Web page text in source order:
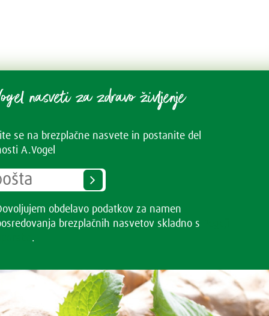
nasveti za zdravo življenje
se na brezplačne nasvete in postanite del
A.Vogel
obdelavo podatkov za namen
brezplačnih nasvetov skladno s
.